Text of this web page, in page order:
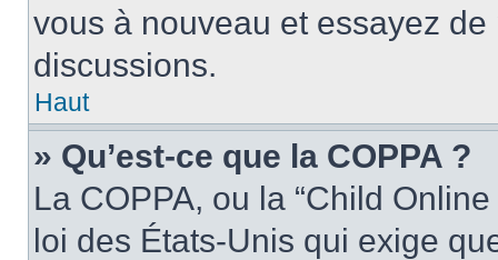
vous à nouveau et essayez
discussions.
Haut
» Qu’est-ce que la COPPA ?
La COPPA, ou la “Child
loi des États-Unis qui exige